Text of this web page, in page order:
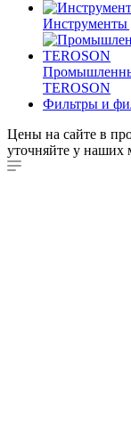
Инструменты
TEROSON
Фильтры и
Цены на сайте в
уточняйте у наших